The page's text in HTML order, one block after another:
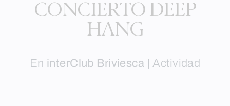
CONCIERTO DEEP
HANG
En interClub Briviesca Actividad